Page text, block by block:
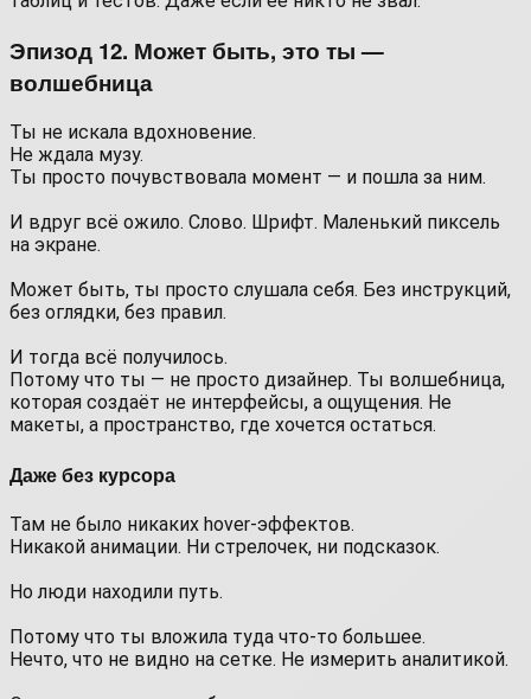
Эпизод 12. Может быть, это ты —
волшебница
Ты не искала вдохновение.
Не ждала музу.
Ты просто почувствовала момент — и пошла за ним.
И вдруг всё ожило. Слово. Шрифт. Маленький пиксель
на экране.
Может быть, ты просто слушала себя. Без инструкций,
без оглядки, без правил.
И тогда всё получилось.
Потому что ты — не просто дизайнер. Ты волшебница,
которая создаёт не интерфейсы, а ощущения. Не
макеты, а пространство, где хочется остаться.
Даже без курсора
Там не было никаких hover-эффектов.
Никакой анимации. Ни стрелочек, ни подсказок.
Но люди находили путь.
Потому что ты вложила туда что-то большее.
Нечто, что не видно на сетке. Не измерить аналитикой.